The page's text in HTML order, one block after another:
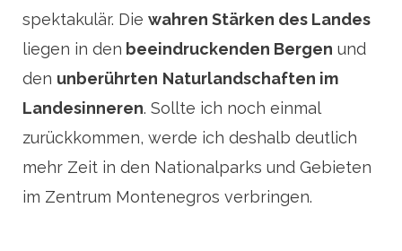
spektakulär. Die wahren Stärken des Landes
liegen in den beeindruckenden Bergen und
den unberührten Naturlandschaften im
Landesinneren. Sollte ich noch einmal
zurückkommen, werde ich deshalb deutlich
mehr Zeit in den Nationalparks und Gebieten
im Zentrum Montenegros verbringen.